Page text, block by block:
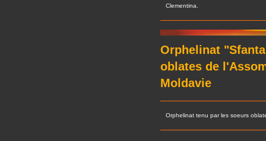
Clementina.
Orphelinat
oblates de
Moldavie
Orphelinat tenu par les soeurs